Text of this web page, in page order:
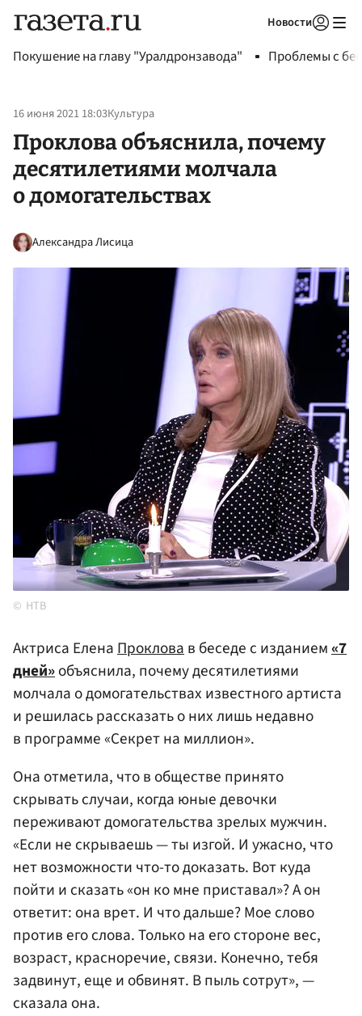
Новости
Покушение на главу "Уралдронзавода" Проблемы с
16 июня 2021 18:03Культура
Проклова объяснила, почему
десятилетиями молчала
о домогательствах
Александра Лисица
НТВ
Актриса ЕленаПрокловав беседе с изданием«7
дней»объяснила, почему десятилетиями
молчала о домогательствах известного артиста
и решилась рассказать о них лишь недавно
в программе «Секрет на миллион».
Она отметила, что в обществе принято
скрывать случаи, когда юные девочки
переживают домогательства зрелых мужчин.
«Если не скрываешь — ты изгой. И ужасно, что
нет возможности что-то доказать. Вот куда
пойти и сказать «он ко мне приставал»? А он
ответит: она врет. И что дальше? Мое слово
против его слова. Только на его стороне вес,
возраст, красноречие, связи. Конечно, тебя
задвинут, еще и обвинят. В пыль сотрут», —
сказала она.